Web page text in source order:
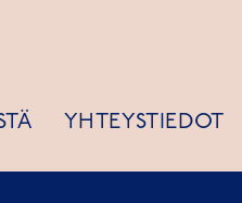
YHTEYSTIEDOT